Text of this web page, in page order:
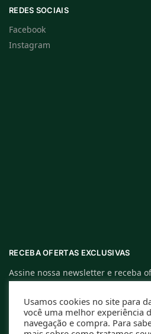
REDES SOCIAIS
Facebook
Instagram
RECEBA OFERTAS EXCLUSIVAS
Assine nossa newsletter e receba
descontos exclusivos.
Usamos cookies no site para
você uma melhor experiência
navegação e compra. Para